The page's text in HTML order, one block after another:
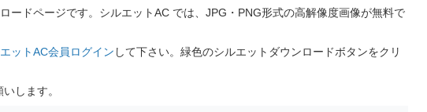
ドページです。シルエットAC では、JPG・PNG形式の高解像度画像が無料で
ットAC会員ログイン して下さい。緑色のシルエットダウンロードボタンをクリ
します。